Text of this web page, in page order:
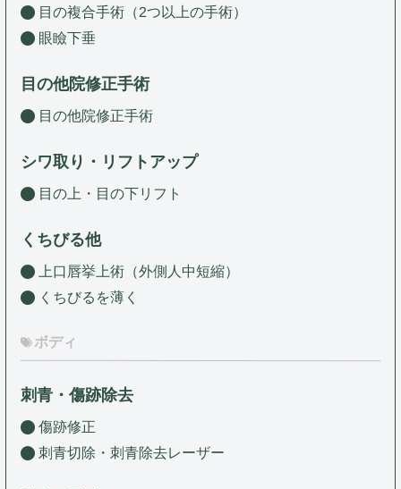
目の複合手術（2つ以上の手術）
眼瞼下垂
目の他院修正手術
目の他院修正手術
シワ取り・リフトアップ
目の上・目の下リフト
くちびる他
上口唇挙上術（外側人中短縮）
くちびるを薄く
ボディ
刺青・傷跡除去
傷跡修正
刺青切除・刺青除去レーザー